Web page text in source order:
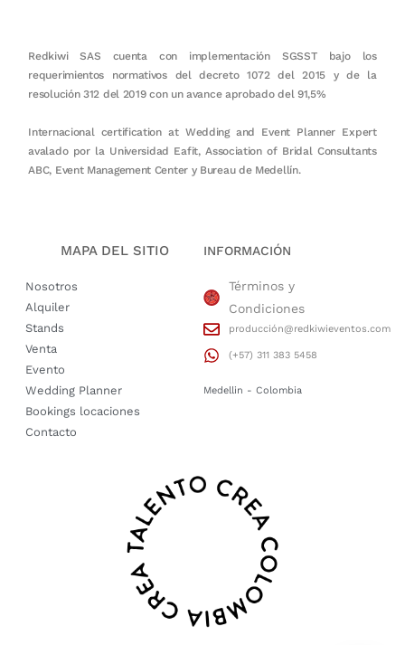
Redkiwi SAS cuenta con implementación SGSST bajo los
requerimientos normativos del decreto 1072 del 2015 y de la
resolución 312 del 2019 con un avance aprobado del 91,5%
Internacional certification at Wedding and Event Planner Expert
avalado por la Universidad Eafit, Association of Bridal Consultants
ABC, Event Management Center y Bureau de Medellín.
MAPA DEL SITIO
Nosotros
Alquiler
Stands
Venta
Evento
Wedding Planner
Bookings locaciones
Contacto
INFORMACIÓN
Términos y
Condiciones
producción@redkiwieventos.com
(+57) 311 383 5458
Medellin - Colombia